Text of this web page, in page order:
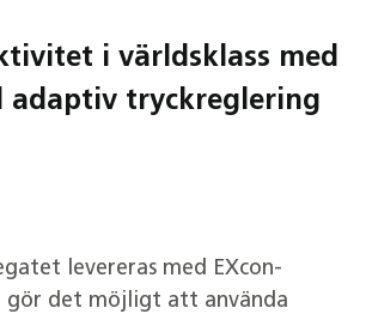
i världsklass med
adaptiv tryckreglering
levereras med EXcon-
gör det möjligt att använda